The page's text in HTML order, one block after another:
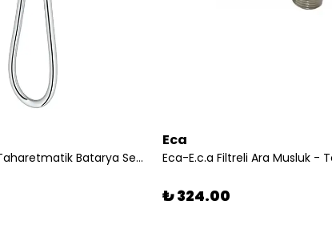
TESKA-Touch Taharetmatik Batarya Seti-krom
Eca
₺ 324.00